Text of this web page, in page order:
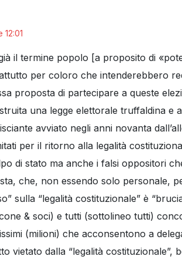
12:01
il termine popolo [a proposito di
per coloro che intenderebbero
proposta di partecipare a queste
una legge elettorale truffaldina e
avviato negli anni novanta
per il ritorno alla legalità
di stato ma anche i falsi oppositori
che, non essendo solo personale,
sulla “legalità costituzionale” è
& soci) e tutti (sottolineo tutti)
(milioni) che acconsentono a
vietato dalla “legalità costituzionale”,